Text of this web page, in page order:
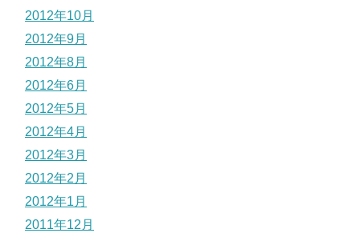
2012年10月
2012年9月
2012年8月
2012年6月
2012年5月
2012年4月
2012年3月
2012年2月
2012年1月
2011年12月